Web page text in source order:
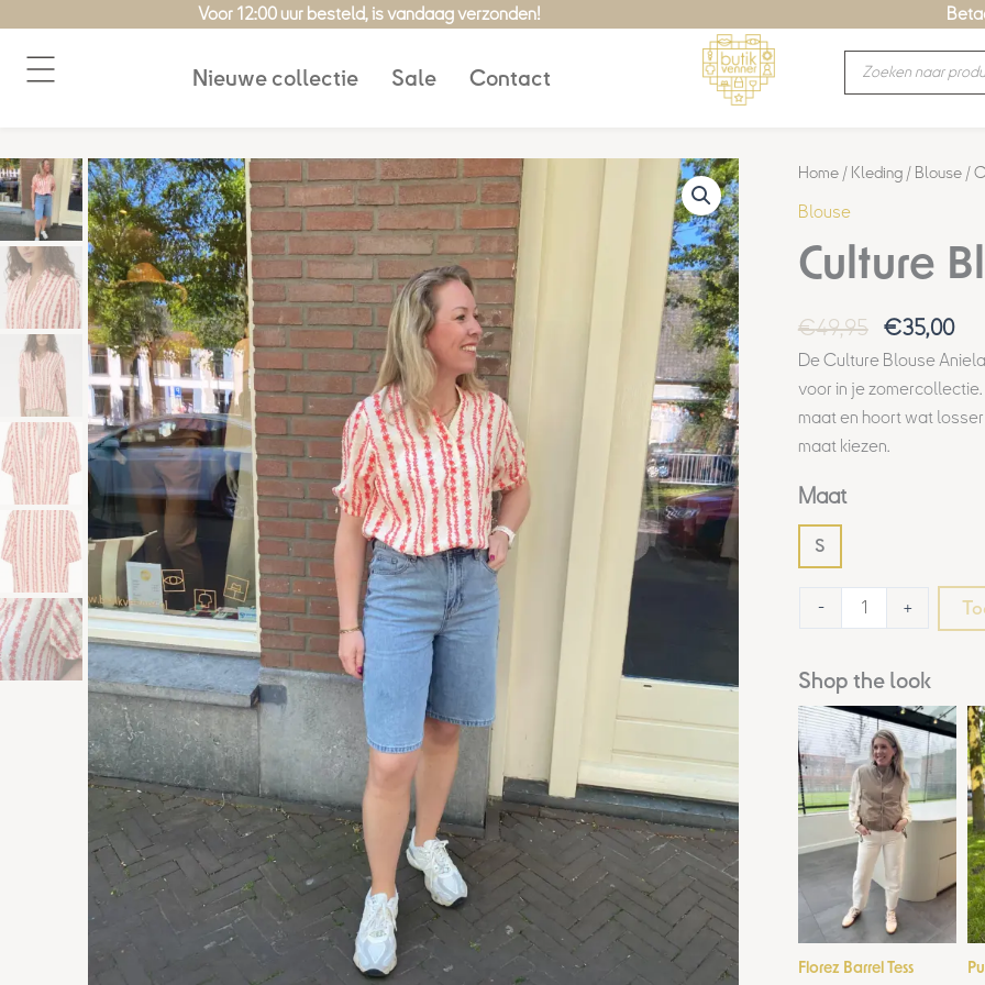
Voor 12:00 uur besteld, is vandaag verzonden!
Nieuwe collectie Sale Contact
Producten
zoeken
Home/ Kleding/ Blouse/
Blouse
Culture
€49,95
€49,95.
€35,00
DeCulture Blouse
voor in je zomercollectie.
maat en hoort wat
maat kiezen.
Maat
S
-
Culture
Blouse
aantal
+
Shop the look
Florez Barrel Tess